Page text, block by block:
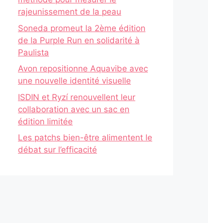
rajeunissement de la peau
Soneda promeut la 2ème édition
de la Purple Run en solidarité à
Paulista
Avon repositionne Aquavibe avec
une nouvelle identité visuelle
ISDIN et Ryzí renouvellent leur
collaboration avec un sac en
édition limitée
Les patchs bien-être alimentent le
débat sur l’efficacité